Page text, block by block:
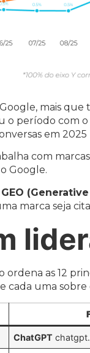
mais
o período com
em
com
Google.
GEO
marca seja
ordena as 12
cada uma
ChatGPT